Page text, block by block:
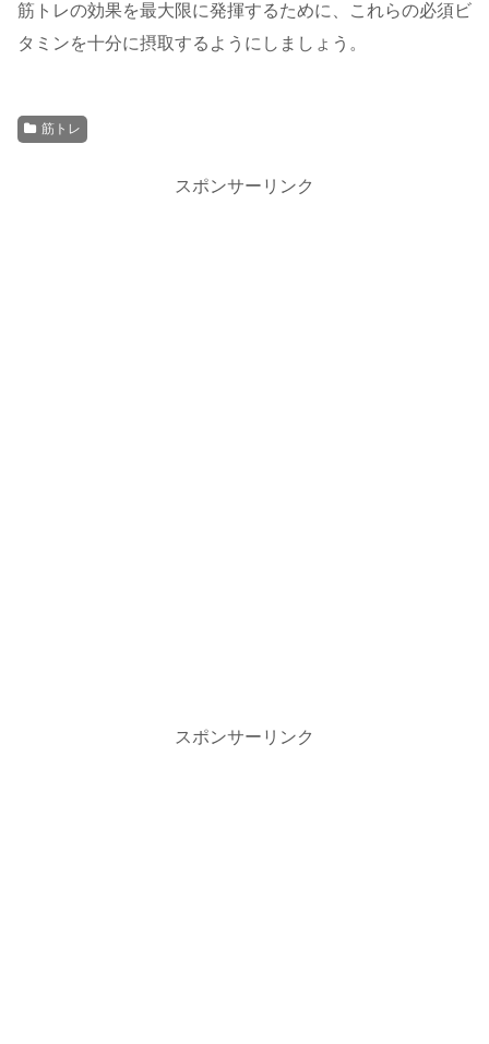
筋トレの効果を最大限に発揮するために、これらの必須ビ
タミンを十分に摂取するようにしましょう。
筋トレ
スポンサーリンク
スポンサーリンク